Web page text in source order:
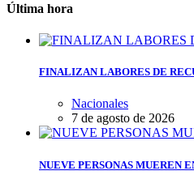
Última hora
FINALIZAN LABORES DE
Nacionales
7 de agosto de 2026
NUEVE PERSONAS MUEREN